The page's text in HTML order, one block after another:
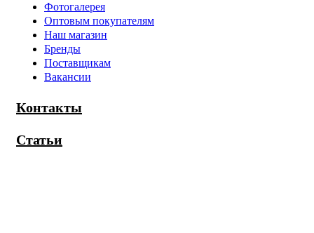
Фотогалерея
Оптовым покупателям
Наш магазин
Бренды
Поставщикам
Вакансии
Контакты
Статьи